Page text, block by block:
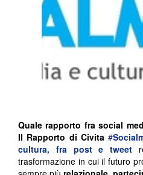
Quale rapporto fra social
Il Rapporto di Civita #
cultura, fra post e tweet
trasformazione in cui il futuro